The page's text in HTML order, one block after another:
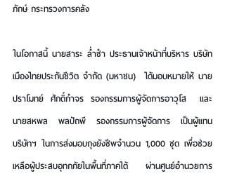
ภักษ์ กระทรวงการคลัง
ในโอกาสนี้ นายสาระ ล่ำซำ ประธานเจ้าหน้าที่บริหาร บริษัท
เมืองไทยประกันชีวิต จำกัด (มหาชน)  ได้มอบหมายให้ นาย
ปราโมทย์ ศักดิ์กำจร รองกรรมการผู้จัดการอาวุโส  และ
นายสหพล พลปัถพี รองกรรมการผู้จัดการ เป็นผู้แทน
บริษัทฯ ในการส่งมอบถุงยังชีพจำนวน 1,000 ชุด เพื่อช่วย
เหลือผู้ประสบอุทกภัยในพื้นที่ภาคใต้ ผ่านศูนย์อำนวยการ